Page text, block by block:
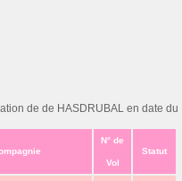
de de HASDRUBAL en date du
N° de
Vol
Statut